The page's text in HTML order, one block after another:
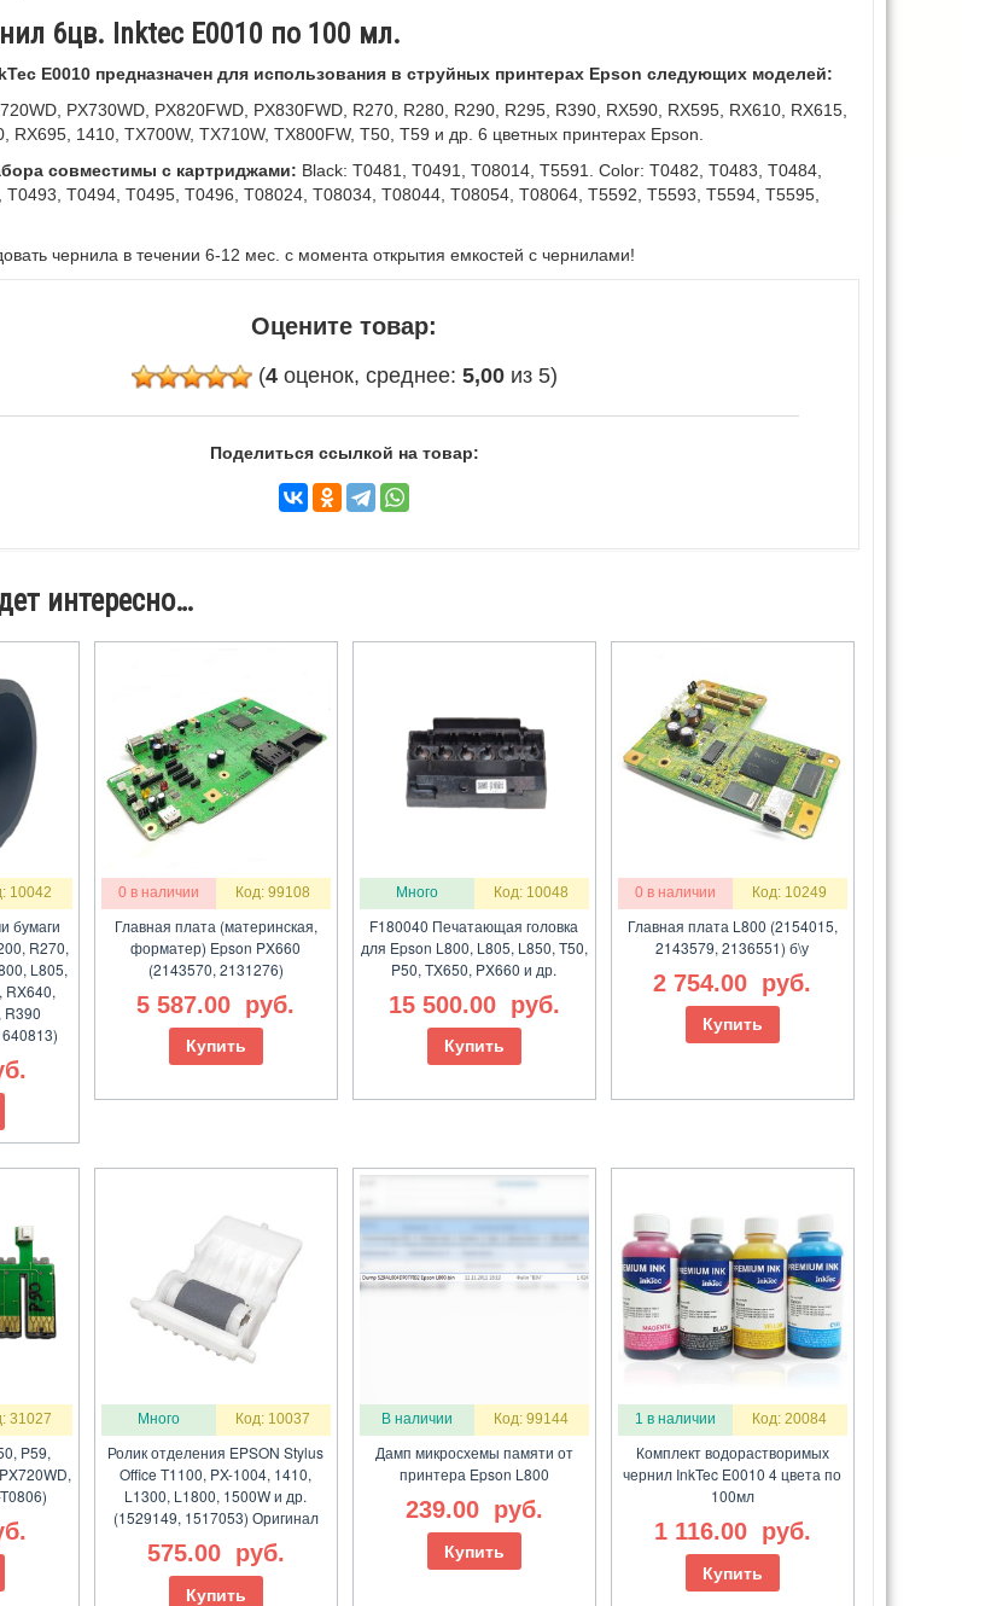
6цв. Inktec E0010 по 100 мл.
E0010 предназначен для использования в струйных принтерах Epson следующих моделей:
PX730WD, PX820FWD, PX830FWD, R270, R280, R290, R295, R390, RX590, RX595, RX610, RX615,
RX695, 1410, TX700W, TX710W, TX800FW, T50, T59 и др. 6 цветных принтерах Epson.
совместимы с картриджами: Black: T0481, T0491, T08014, T5591. Color: T0482, T0483, T0484,
T0494, T0495, T0496, T08024, T08034, T08044, T08054, T08064, T5592, T5593, T5594, T5595,
чернила в течении 6-12 мес. с момента открытия емкостей с чернилами!
Оцените товар:
(4оценок, среднее: 5,00из 5)
Поделиться ссылкой на товар:
интересно…
10042
бумаги
R270,
L805,
RX640,
R390
0 в наличии Код: 99108
Главная плата (материнская,
форматер) Epson PX660
(2143570, 2131276)
5 587.00 руб.
Купить
Много Код: 10048
F180040 Печатающая головка
для Epson L800, L805, L850, T50,
P50, TX650, PX660 и др.
15 500.00 руб.
Купить
0 в наличии Код: 10249
Главная плата L800 (2154015,
2143579, 2136551) б\у
2 754.00 руб.
Купить
31027
P59,
Много Код: 10037
Ролик отделения EPSON Stylus
Office T1100, PX-1004, 1410,
L1300, L1800, 1500W и др.
(1529149, 1517053) Оригинал
575.00 руб.
Купить
В наличии Код: 99144
Дамп микросхемы памяти от
принтера Epson L800
239.00 руб.
Купить
1 в наличии Код: 20084
Комплект водорастворимых
чернил InkTec E0010 4 цвета по
100мл
1 116.00 руб.
Купить